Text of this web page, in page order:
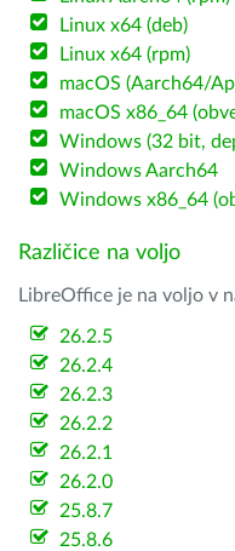
Linux x64 (deb)
Linux x64 (rpm)
macOS (Aarch64/
macOS x86_64
Windows (32 bit,
Windows Aarch64
Windows x86_64
Različice na voljo
LibreOffice je na voljo v
26.2.5
26.2.4
26.2.3
26.2.2
26.2.1
26.2.0
25.8.7
25.8.6